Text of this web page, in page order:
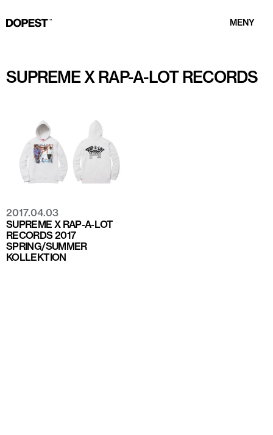
MENY
SUPREME X RAP-A-LOT RECORDS
2017.04.03
SUPREME X RAP-A-LOT
RECORDS 2017
SPRING/SUMMER
KOLLEKTION